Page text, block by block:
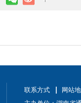
联系方式 网站